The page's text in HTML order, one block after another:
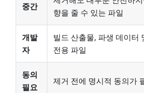
중간
향을 줄 수 있는 파일
개발
자
빌드 산출물, 파생 데이터
전용 파일
동의
필요
제거 전에 명시적 동의가